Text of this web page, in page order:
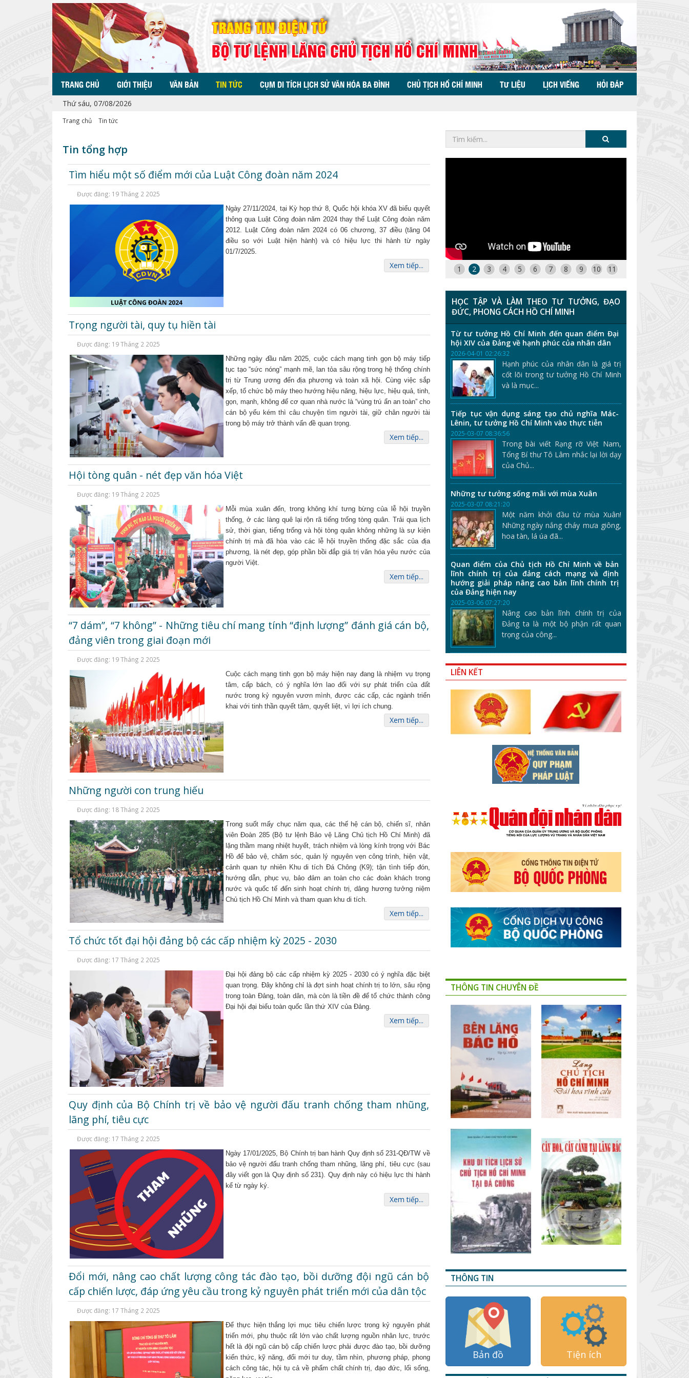
TRANG CHỦ GIỚI THIỆU VĂN BẢN TIN TỨC CỤM DI TÍCH LỊCH SỬ VĂN HÓA BA ĐÌNH CHỦ TỊCH HỒ CHÍ MINH TƯ LIỆU LỊCH VIẾNG HỎI ĐÁP
Thứ sáu, 07/08/2026
Trang chủ Tin tức
Tin tổng hợp
Tìm hiểu một số điểm mới của Luật Công đoàn năm 2024
Được đăng: 19 Tháng 2 2025
Ngày 27/11/2024, tại Kỳ họp thứ 8, Quốc hội khóa XV đã biểu quyết
thông qua Luật Công đoàn năm 2024 thay thế Luật Công đoàn năm
2012. Luật Công đoàn năm 2024 có 06 chương, 37 điều (tăng 04
điều so với Luật hiện hành) và có hiệu lực thi hành từ ngày
01/7/2025.
Xem tiếp...
Trọng người tài, quy tụ hiền tài
Được đăng: 19 Tháng 2 2025
Những ngày đầu năm 2025, cuộc cách mạng tinh gọn bộ máy tiếp
tục tạo “sức nóng” mạnh mẽ, lan tỏa sâu rộng trong hệ thống chính
trị từ Trung ương đến địa phương và toàn xã hội. Cùng việc sắp
xếp, tổ chức bộ máy theo hướng hiệu năng, hiệu lực, hiệu quả, tinh,
gọn, mạnh, không để cơ quan nhà nước là “vùng trú ẩn an toàn” cho
cán bộ yếu kém thì câu chuyện tìm người tài, giữ chân người tài
trong bộ máy trở thành vấn đề quan trọng.
Xem tiếp...
Hội tòng quân - nét đẹp văn hóa Việt
Được đăng: 19 Tháng 2 2025
Mỗi mùa xuân đến, trong không khí tưng bừng của lễ hội truyền
thống, ở các làng quê lại rộn rã tiếng trống tòng quân. Trải qua lịch
sử, thời gian, tiếng trống và hội tòng quân không những là sự kiện
chính trị mà đã hòa vào các lễ hội truyền thống đặc sắc của địa
phương, là nét đẹp, góp phần bồi đắp giá trị văn hóa yêu nước của
người Việt.
Xem tiếp...
“7 dám”, “7 không” - Những tiêu chí mang tính “định lượng” đánh giá cán bộ,
đảng viên trong giai đoạn mới
Được đăng: 19 Tháng 2 2025
Cuộc cách mạng tinh gọn bộ máy hiện nay đang là nhiệm vụ trọng
tâm, cấp bách, có ý nghĩa lớn lao đối với sự phát triển của đất
nước trong kỷ nguyên vươn mình, được các cấp, các ngành triển
khai với tinh thần quyết tâm, quyết liệt, vì lợi ích chung.
Xem tiếp...
Những người con trung hiếu
Được đăng: 18 Tháng 2 2025
Trong suốt mấy chục năm qua, các thế hệ cán bộ, chiến sĩ, nhân
viên Đoàn 285 (Bộ tư lệnh Bảo vệ Lăng Chủ tịch Hồ Chí Minh) đã
lặng thầm mang nhiệt huyết, trách nhiệm và lòng kính trọng với Bác
Hồ để bảo vệ, chăm sóc, quản lý nguyên vẹn công trình, hiện vật,
cảnh quan tự nhiên Khu di tích Đá Chông (K9); tận tình tiếp đón,
hướng dẫn, phục vụ, bảo đảm an toàn cho các đoàn khách trong
nước và quốc tế đến sinh hoạt chính trị, dâng hương tưởng niệm
Chủ tịch Hồ Chí Minh và tham quan khu di tích.
Xem tiếp...
Tổ chức tốt đại hội đảng bộ các cấp nhiệm kỳ 2025 - 2030
Được đăng: 17 Tháng 2 2025
Đại hội đảng bộ các cấp nhiệm kỳ 2025 - 2030 có ý nghĩa đặc biệt
quan trọng. Đây không chỉ là đợt sinh hoạt chính trị to lớn, sâu rộng
trong toàn Đảng, toàn dân, mà còn là tiền đề để tổ chức thành công
Đại hội đại biểu toàn quốc lần thứ XIV của Đảng.
Xem tiếp...
Quy định của Bộ Chính trị về bảo vệ người đấu tranh chống tham nhũng,
lãng phí, tiêu cực
Được đăng: 17 Tháng 2 2025
Ngày 17/01/2025, Bộ Chính trị ban hành Quy định số 231-QĐ/TW về
bảo vệ người đấu tranh chống tham nhũng, lãng phí, tiêu cực (sau
đây viết gọn là Quy định số 231). Quy định này có hiệu lực thi hành
kể từ ngày ký.
Xem tiếp...
Đổi mới, nâng cao chất lượng công tác đào tạo, bồi dưỡng đội ngũ cán bộ
cấp chiến lược, đáp ứng yêu cầu trong kỷ nguyên phát triển mới của dân tộc
Được đăng: 17 Tháng 2 2025
Để thực hiện thắng lợi mục tiêu chiến lược trong kỷ nguyên phát
triển mới, phụ thuộc rất lớn vào chất lượng nguồn nhân lực, trước
hết là đội ngũ cán bộ cấp chiến lược phải được đào tạo, bồi dưỡng
kiến thức, kỹ năng, đổi mới tư duy, tầm nhìn, phương pháp, phong
cách công tác, hội tụ cả về phẩm chất chính trị, đạo đức, lối sống,
1 2 3 4 5 6 7 8 9 10 11
HỌC TẬP VÀ LÀM THEO TƯ TƯỞNG, ĐẠO
ĐỨC, PHONG CÁCH HỒ CHÍ MINH
Từ tư tưởng Hồ Chí Minh đến quan điểm Đại
hội XIV của Đảng về hạnh phúc của nhân dân
2026-04-01 02:26:32
Hạnh phúc của nhân dân là giá trị
cốt lõi trong tư tưởng Hồ Chí Minh
và là mục...
Tiếp tục vận dụng sáng tạo chủ nghĩa Mác-
Lênin, tư tưởng Hồ Chí Minh vào thực tiễn
2025-03-07 08:36:56
Trong bài viết Rạng rỡ Việt Nam,
Tổng Bí thư Tô Lâm nhắc lại lời dạy
của Chủ...
Những tư tưởng sống mãi với mùa Xuân
2025-03-07 08:21:20
Một năm khởi đầu từ mùa Xuân!
Những ngày nắng cháy mưa giông,
hoa tàn, lá úa đã...
Quan điểm của Chủ tịch Hồ Chí Minh về bản
lĩnh chính trị của đảng cách mạng và định
hướng giải pháp nâng cao bản lĩnh chính trị
của Đảng hiện nay
2025-03-06 07:27:20
Nâng cao bản lĩnh chính trị của
Đảng ta là một bộ phận rất quan
trọng của công...
LIÊN KẾT
THÔNG TIN CHUYÊN ĐỀ
THÔNG TIN
Bản đồ Tiện ích